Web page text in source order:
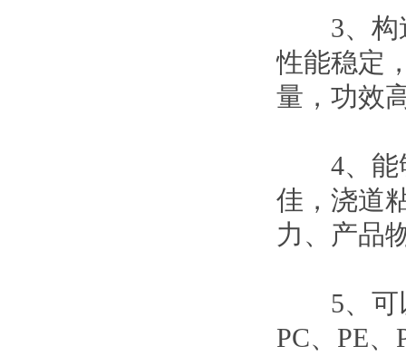
3、构造
性能稳定
量，功效
4、能够
佳，浇道
力、产品
5、可以
PC、PE